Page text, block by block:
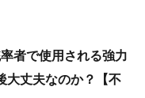
者で使用される強力
大丈夫なのか？【不